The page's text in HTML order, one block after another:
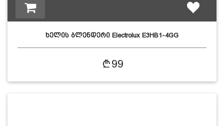
ხელის ბლენდერი Electrolux E3HB1-4GG
99